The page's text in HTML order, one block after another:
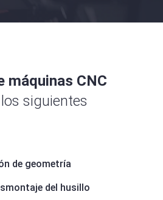
máquinas CNC
siguientes
de geometría
del husillo